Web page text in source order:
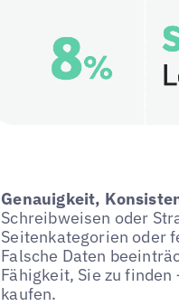
Genauigkeit,
Schreibweisen oder
Seitenkategorien oder
Falsche Daten
Fähigkeit, Sie zu
kaufen.